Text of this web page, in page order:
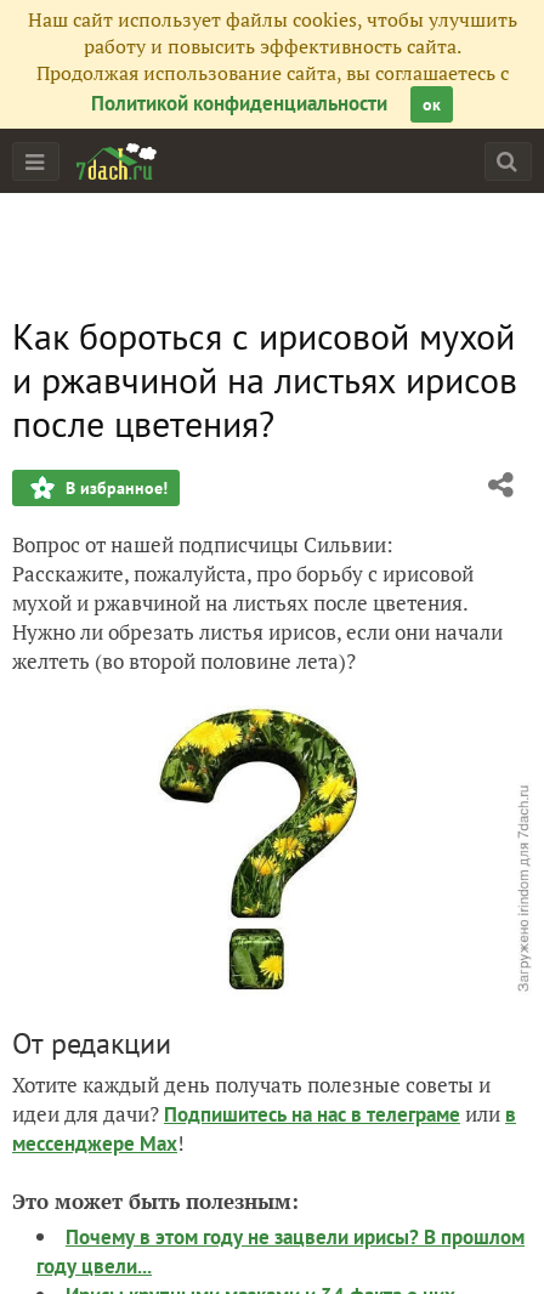
Наш сайт использует файлы cookies, чтобы улучшить
работу и повысить эффективность сайта.
Продолжая использование сайта, вы соглашаетесь с
Политикой конфиденциальности
ок
Как бороться с ирисовой мухой
и ржавчиной на листьях ирисов
после цветения?
В избранное!
Вопрос от нашей подписчицы Сильвии:
Расскажите, пожалуйста, про борьбу с ирисовой
мухой и ржавчиной на листьях после цветения.
Нужно ли обрезать листья ирисов, если они начали
желтеть (во второй половине лета)?
От редакции
Хотите каждый день получать полезные советы и
идеи для дачи? Подпишитесь на нас в телеграме или в
мессенджере Max!
Это может быть полезным:
Почему в этом году не зацвели ирисы? В прошлом
году цвели...